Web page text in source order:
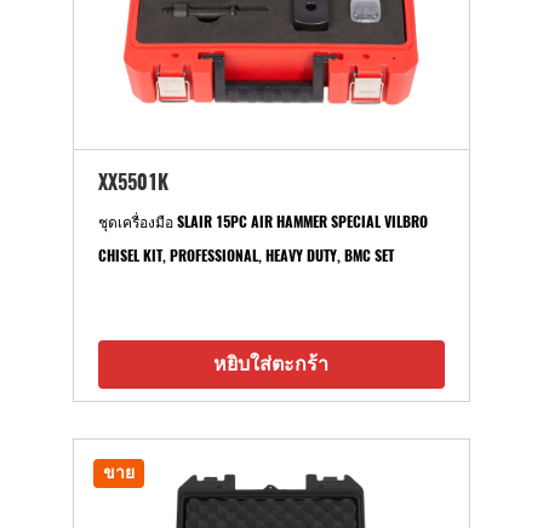
XX5501K
ชุดเครื่องมือ SLAIR 15PC AIR HAMMER SPECIAL VILBRO
CHISEL KIT, PROFESSIONAL, HEAVY DUTY, BMC SET
หยิบใส่ตะกร้า
ขาย